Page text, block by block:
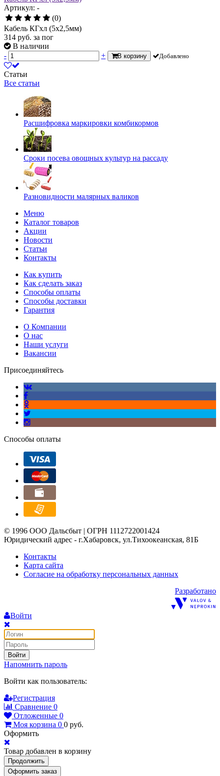
Артикул: -
(0)
Кабель КГхл (5х2,5мм)
314 руб. за пог
В наличии
-
+ В корзину Добавлено
Статьи
Все статьи
Расшифровка маркировки комбикормов
Сроки посева овощных культур на рассаду
Разновидности малярных валиков
Меню
Каталог товаров
Акции
Новости
Статьи
Контакты
Как купить
Как сделать заказ
Способы оплаты
Способы доставки
Гарантия
О Компании
О нас
Наши услуги
Вакансии
Присоединяйтесь
Способы оплаты
© 1996 ООО Дальсбыт | ОГРН 1112722001424
Юридический адрес - г.Хабаровск, ул.Тихоокеанская, 81Б
Контакты
Карта сайта
Согласие на обработку персональных данных
Разработано
Войти
Войти
Напомнить пароль
Войти как пользователь:
Регистрация
Сравнение 0
Отложенные 0
Моя корзина 0 0 руб.
Оформить
Товар добавлен в корзину
Продолжить
Оформить заказ